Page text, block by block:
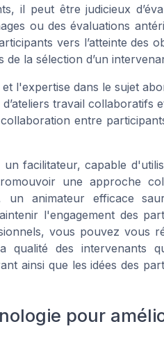
il peut être judicieux
ou des évaluations
vers l’atteinte des
la sélection d’un
l'expertise dans le sujet
d’ateliers travail collaboratifs
entre
facilitateur, capable
une approche
un animateur efficace
l'engagement des
vous pouvez vous
qualité des intervenants
ainsi que les idées des
pour